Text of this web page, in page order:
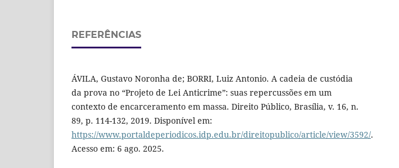
REFERÊNCIAS
ÁVILA, Gustavo Noronha de; BORRI, Luiz Antonio. A cadeia de custódia
da prova no “Projeto de Lei Anticrime”: suas repercussões em um
contexto de encarceramento em massa. Direito Público, Brasília, v. 16, n.
89, p. 114-132, 2019. Disponível em:
https://www.portaldeperiodicos.idp.edu.br/direitopublico/article/view/3592/.
Acesso em: 6 ago. 2025.